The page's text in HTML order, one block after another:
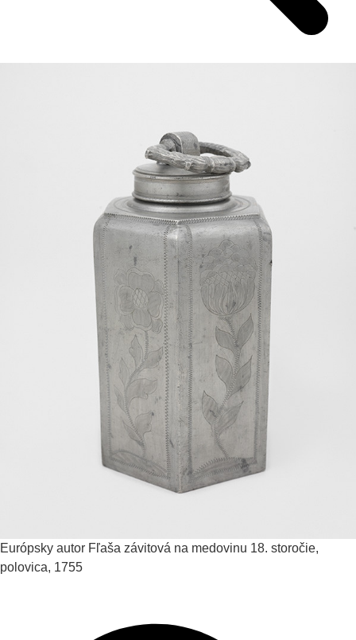
Európsky autor Fľaša závitová na medovinu 18. storočie,
polovica, 1755